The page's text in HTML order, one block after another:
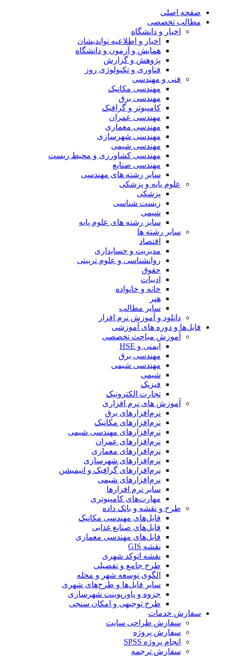
صفحه اصلی
مطالب تخصصی
اخبار و دانشگاه
اخبار و اطلاعیه نواندیشان
همایش و آزمون و دانشگاه
پژوهش و گزارش
فناوری و تکنولوژی روز
فنی و مهندسی
مهندسی مکانیک
مهندسی برق
کامپیوتر و گرافیک
مهندسی عمران
مهندسی معماری
مهندسی شهرسازی
مهندسی شیمی
مهندسی کشاورزی و محیط زیست
مهندسی صنایع
سایر رشته های مهندسی
علوم پایه و پزشکی
پزشکی
زیست شناسی
شیمی
سایر رشته های علوم پایه
سایر رشته ها
اقتصاد
مدیریت و حسابداری
روانشناسی و علوم تربیتی
حقوق
ادبیات
خانه و خانواده
هنر
سایر مطالب
دانلود و آموزش نرم افزار
فایل‌ها و دوره های آموزشی
آموزش مباحث تخصصی
ایمنی و HSE
مهندسی برق
مهندسی شیمی
شیمی
فیزیک
تجارت الکترونیک
آموزش های نرم افزاری
نرم‌افزارهای برق
نرم‌افزارهای مکانیک
نرم‌افزارهای مهندسی شیمی
نرم‌افزارهای عمران
نرم‌افزارهای معماری
نرم‌افزارهای شهرسازی
نرم‌افزارهای گرافیک و انیمیشن
نرم‌افزارهای شیمی
سایر نرم افزارها
مهارت‌های کامپیوتری
طرح و نقشه و بانک داده
فایل‌های مهندسی مکانیک
فایل‌های صنایع غذایی
فایل‌های مهندسی معماری
نقشه GIS
نقشه اتوکد شهری
طرح جامع و تفصیلی
الگوی توسعه شهر و محله
سایر فایل‌ها و طرح‌های شهری
جزوه و پاورپوینت شهرسازی
طرح توجیهی و امکان سنجی
سفارش خدمات
سفارش طراحی سایت
سفارش پروژه
انجام پروژه SPSS
سفارش ترجمه